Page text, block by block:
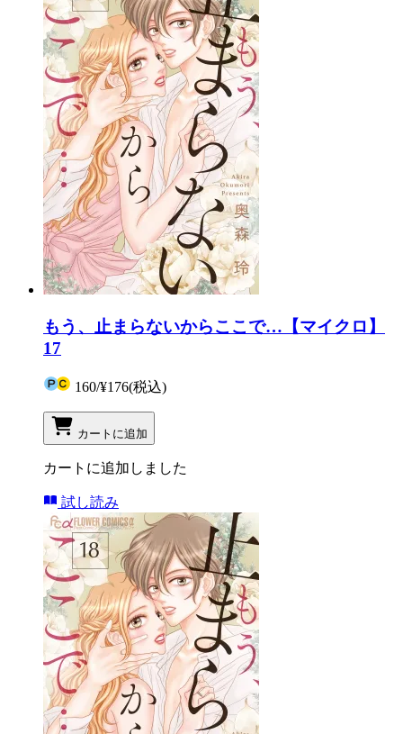
もう、止まらないからここで…【マイクロ】
17
160/¥176(税込)
カートに追加
カートに追加しました
試し読み